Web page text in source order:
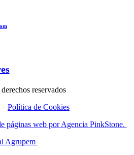
reservados
– Política de Cookies
páginas web por Agencia PinkStone.
Agrupem